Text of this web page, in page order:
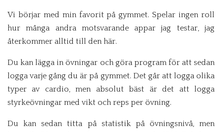
Vi börjar med min favorit på gymmet. Spelar ingen roll
hur många andra motsvarande appar jag testar, jag
återkommer alltid till den här.
Du kan lägga in övningar och göra program för att sedan
logga varje gång du är på gymmet. Det går att logga olika
typer av cardio, men absolut bäst är det att logga
styrkeövningar med vikt och reps per övning.
Du kan sedan titta på statistik på övningsnivå, men